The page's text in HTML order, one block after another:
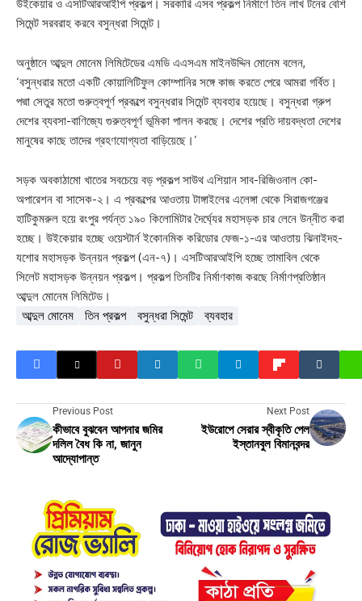
উইকেয়ার ও এসটিআরআইপি প্রকল্প। সরকারি এসব প্রকল্প নির্মাণে তিন লাখ টনের বেশি
সিমেন্ট সরবরাহ করবে বসুন্ধরা সিমেন্ট।
অনুষ্ঠানে আব্দুল মোনেম লিমিটেডের এমডি এএসএম মাইনউদ্দিন মোনেম বলেন,
‘বসুন্ধরার মতো একটি কোয়ালিটিফুল কোম্পানির সঙ্গে কাজ করতে পেরে আমরা গর্বিত।
পদ্মা সেতুর মতো গুরুত্বপূর্ণ প্রকল্পে বসুন্ধরার সিমেন্ট ব্যবহার হয়েছে। বসুন্ধরা গ্রুপ
দেশের ব্যবসা-বাণিজ্যে গুরুত্বপূর্ণ ভূমিকা পালন করছে। দেশের প্রতি দায়বদ্ধতা দেশের
মানুষের কাছে তাদের গ্রহণযোগ্যতা বাড়িয়েছে।’
সড়ক অবকাঠামো খাতের সবচেয়ে বড় প্রকল্প সাউথ এশিয়ান সাব-রিজিওনাল কো-
অপারেশন বা সাসেক-২। এ প্রকল্পের আওতায় টাঙ্গাইলের এলেঙ্গা থেকে সিরাজগঞ্জের
হাটিকুমরুল হয়ে রংপুর পর্যন্ত ১৯০ কিলোমিটার দৈর্ঘ্যের মহাসড়ক চার লেনে উন্নীত করা
হচ্ছে। উইকেয়ার হচ্ছে ওয়েস্টার্ন ইকোনমিক করিডোর ফেজ-১-এর আওতায় ঝিনাইদহ-
যশোর মহাসড়ক উন্নয়ন প্রকল্প (এন-৭)। এসটিআরআইপি হচ্ছে তামাবিল থেকে
সিলেট মহাসড়ক উন্নয়ন প্রকল্প। প্রকল্প তিনটির নির্মাণকাজ করছে নির্মাণপ্রতিষ্ঠান
আব্দুল মোনেম লিমিটেড।
আব্দুল মোনেম তিন প্রকল্প বসুন্ধরা সিমেন্ট ব্যবহার
Previous Post
কীভাবে বুঝবেন আপনার জমির
দলিল বৈধ কি না, জানুন
আদ্যোপান্ত
Next Post
ইউরোপে সেরার স্বীকৃতি পেল
ইস্তানবুল বিমানবন্দর